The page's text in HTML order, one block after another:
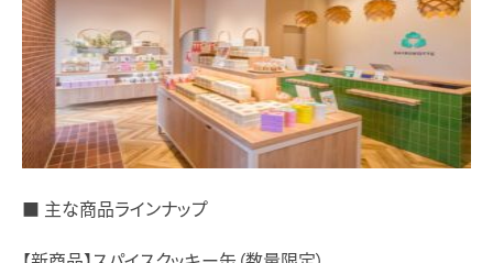
■ 主な商品ラインナップ